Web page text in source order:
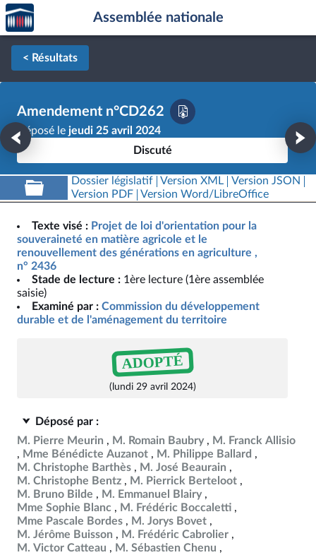
Aller au contenu
Aller en bas de la page
Accèder
à la
page
d'accueil
Assemblée nationale
< Résultats
Amendement n°CD262
Déposé le jeudi 25 avril 2024
Discuté
Dossier législatif Version XML
Version JSON
Version PDF
Version Word/LibreOffice
Texte visé : Projet de loi d'orientation pour la
souveraineté en matière agricole et le
renouvellement des générations en agriculture ,
n° 2436
Stade de lecture : 1ère lecture (1ère assemblée
saisie)
Examiné par : Commission du développement
durable et de l'aménagement du territoire
ADOPTÉ
(lundi 29 avril 2024)
Déposé par :
M. Pierre Meurin
M. Romain Baubry
M. Franck Allisio
Mme Bénédicte Auzanot
M. Philippe Ballard
M. Christophe Barthès
M. José Beaurain
M. Christophe Bentz
M. Pierrick Berteloot
M. Bruno Bilde
M. Emmanuel Blairy
Mme Sophie Blanc
M. Frédéric Boccaletti
Mme Pascale Bordes
M. Jorys Bovet
M. Jérôme Buisson
M. Frédéric Cabrolier
M. Victor Catteau
M. Sébastien Chenu